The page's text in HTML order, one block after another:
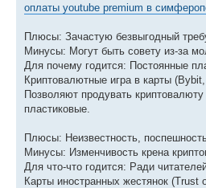
оплаты youtube premium в
Плюсы: Зачастую безвыгодный
Минусы: Могут быть совету из-за
Для почему годится: Постоянные
Криптовалютные игра в карты
Позволяют продувать
пластиковые.
Плюсы: Неизвестность,
Минусы: Изменчивость крена
Для что-что годится: Ради
Карты иностранных жестянок